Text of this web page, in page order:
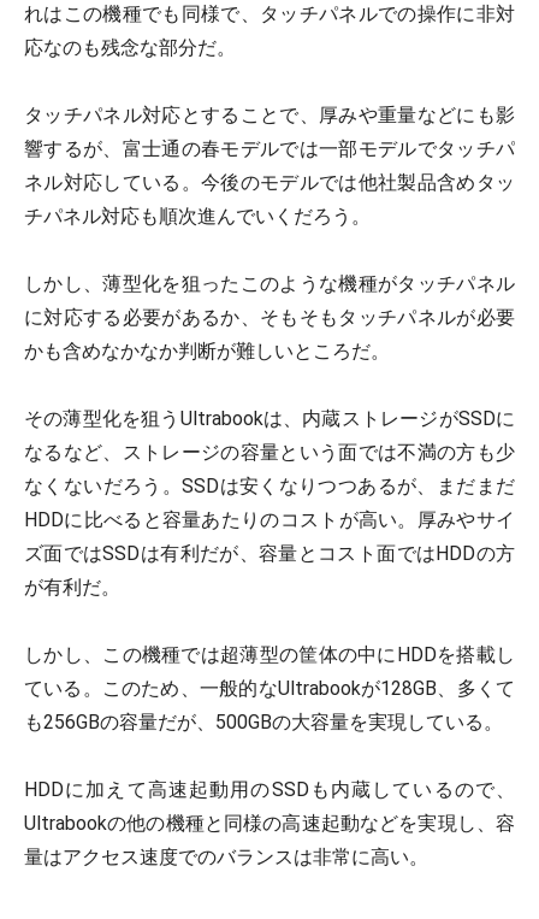
れはこの機種でも同様で、タッチパネルでの操作に非対
応なのも残念な部分だ。
タッチパネル対応とすることで、厚みや重量などにも影
響するが、富士通の春モデルでは一部モデルでタッチパ
ネル対応している。今後のモデルでは他社製品含めタッ
チパネル対応も順次進んでいくだろう。
しかし、薄型化を狙ったこのような機種がタッチパネル
に対応する必要があるか、そもそもタッチパネルが必要
かも含めなかなか判断が難しいところだ。
その薄型化を狙うUltrabookは、内蔵ストレージがSSDに
なるなど、ストレージの容量という面では不満の方も少
なくないだろう。SSDは安くなりつつあるが、まだまだ
HDDに比べると容量あたりのコストが高い。厚みやサイ
ズ面ではSSDは有利だが、容量とコスト面ではHDDの方
が有利だ。
しかし、この機種では超薄型の筐体の中にHDDを搭載し
ている。このため、一般的なUltrabookが128GB、多くて
も256GBの容量だが、500GBの大容量を実現している。
HDDに加えて高速起動用のSSDも内蔵しているので、
Ultrabookの他の機種と同様の高速起動などを実現し、容
量はアクセス速度でのバランスは非常に高い。